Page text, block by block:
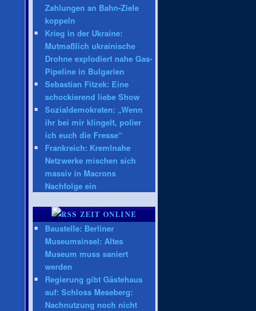
Zahlungen an Bahn-Ziele
koppeln
Krieg in der Ukraine:
Mutmaßlich ukrainische
Drohne explodiert nahe Gas-
Pipeline in Bulgarien
Sebastian Fitzek: Eine
schockierend liebe Show
Sozialdemokraten: „Wenn
ihr bei mir klingelt, polier
ich euch die Fresse“
Frankreich: Kremlnahe
Netzwerke mischen sich
massiv in Macrons
Nachfolge ein
ZEIT ONLINE
Baustelle: Berliner
Museumsinsel: Altes
Museum muss saniert
werden
Regierung gibt Gästehaus
auf: Schloss Meseberg:
Nachnutzung noch nicht